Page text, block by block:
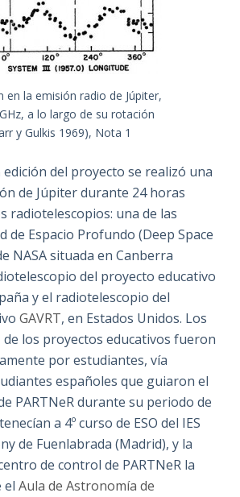
en la emisión radio de Júpiter,
a lo largo de su rotación
y Gulkis 1969), Nota 1
edición del proyecto se realizó una
de Júpiter durante 24 horas
radiotelescopios: una de las
de Espacio Profundo (Deep Space
NASA situada en Canberra
del proyecto educativo
y el radiotelescopio del
GAVRT, en Estados Unidos. Los
los proyectos educativos fueron
por estudiantes, vía
españoles que guiaron el
PARTNeR durante su periodo de
a 4º curso de ESO del IES
de Fuenlabrada (Madrid), y la
de control de PARTNeR la
el Aula de Astronomía de